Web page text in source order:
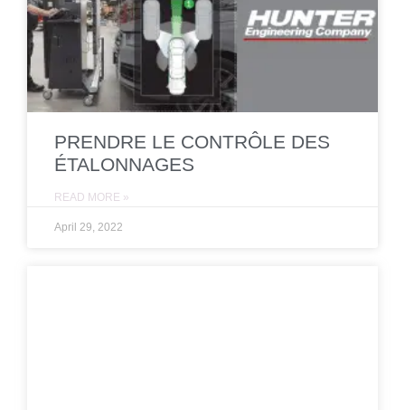
PRENDRE LE CONTRÔLE DES
ÉTALONNAGES
READ MORE »
April 29, 2022